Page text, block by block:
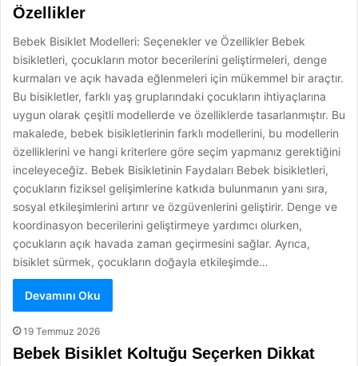
Özellikler
Bebek Bisiklet Modelleri: Seçenekler ve Özellikler Bebek
bisikletleri, çocukların motor becerilerini geliştirmeleri, denge
kurmaları ve açık havada eğlenmeleri için mükemmel bir araçtır.
Bu bisikletler, farklı yaş gruplarındaki çocukların ihtiyaçlarına
uygun olarak çeşitli modellerde ve özelliklerde tasarlanmıştır. Bu
makalede, bebek bisikletlerinin farklı modellerini, bu modellerin
özelliklerini ve hangi kriterlere göre seçim yapmanız gerektiğini
inceleyeceğiz. Bebek Bisikletinin Faydaları Bebek bisikletleri,
çocukların fiziksel gelişimlerine katkıda bulunmanın yanı sıra,
sosyal etkileşimlerini artırır ve özgüvenlerini geliştirir. Denge ve
koordinasyon becerilerini geliştirmeye yardımcı olurken,
çocukların açık havada zaman geçirmesini sağlar. Ayrıca,
bisiklet sürmek, çocukların doğayla etkileşimde…
Devamını Oku
19 Temmuz 2026
Bebek Bisiklet Koltuğu Seçerken Dikkat